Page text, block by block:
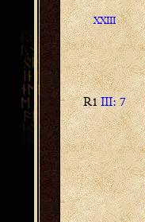
XXIII
R1III: 7